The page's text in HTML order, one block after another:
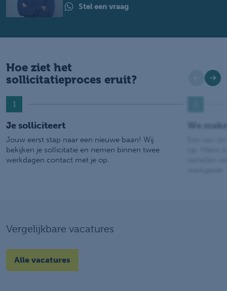
Stel een vraag
Hoe ziet het
sollicitatieproces eruit?
1
Je solliciteert
Jouw eerst stap naar een nieuwe baan! Wij
bekijken je sollicitatie en nemen binnen twee
werkdagen contact met je op.
We
Vergelijkbare vacatures
Alle vacatures